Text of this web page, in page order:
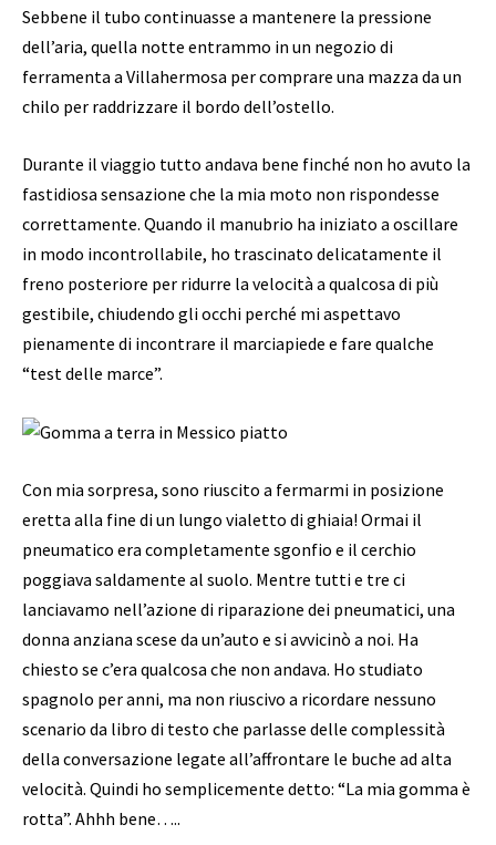
Sebbene il tubo continuasse a mantenere la pressione
dell’aria, quella notte entrammo in un negozio di
ferramenta a Villahermosa per comprare una mazza da un
chilo per raddrizzare il bordo dell’ostello.
Durante il viaggio tutto andava bene finché non ho avuto la
fastidiosa sensazione che la mia moto non rispondesse
correttamente. Quando il manubrio ha iniziato a oscillare
in modo incontrollabile, ho trascinato delicatamente il
freno posteriore per ridurre la velocità a qualcosa di più
gestibile, chiudendo gli occhi perché mi aspettavo
pienamente di incontrare il marciapiede e fare qualche
“test delle marce”.
Con mia sorpresa, sono riuscito a fermarmi in posizione
eretta alla fine di un lungo vialetto di ghiaia! Ormai il
pneumatico era completamente sgonfio e il cerchio
poggiava saldamente al suolo. Mentre tutti e tre ci
lanciavamo nell’azione di riparazione dei pneumatici, una
donna anziana scese da un’auto e si avvicinò a noi. Ha
chiesto se c’era qualcosa che non andava. Ho studiato
spagnolo per anni, ma non riuscivo a ricordare nessuno
scenario da libro di testo che parlasse delle complessità
della conversazione legate all’affrontare le buche ad alta
velocità. Quindi ho semplicemente detto: “La mia gomma è
rotta”. Ahhh bene…..